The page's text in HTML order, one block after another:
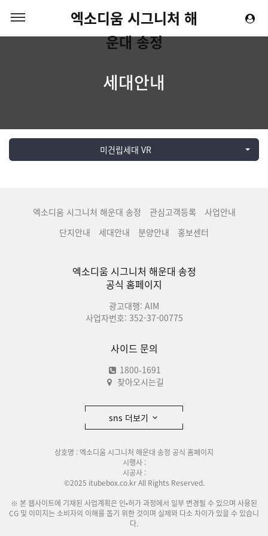
엑소디움 시그니처 해
운대 송정
세대안내
미건립세대 VR
엑소디움 시그니처 해운대 송정 관심고객등록
사업안내
단지안내
세대안내 분양안내 홍보센터
엑소디움 시그니처 해운대 송정
공식 홈페이지
광고대행: AIM
사업자번호: 352-37-00775
사이드 문의
1800-1691
찾아오시는길
sns 더보기
상호명 : 엑소디움 시그니처 해운대 송정 공식 홈페이지
시행사 :
시공사 :
©2025 itubebox.co.kr All Rights Reserved.
※ 본 웹사이트에 기재된 사업계획은 인•허가 과정에서 일부 변경될 수 있으며 사용된
CG 및 이미지는 소비자의 이해를 돕기 위한 것이며 실제와 다소 차이가 있을 수 있습니
다.